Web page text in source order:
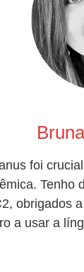
foi
Tenho
obrigados
a usar a